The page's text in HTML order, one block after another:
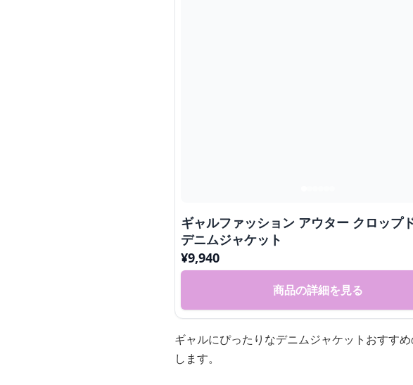
ギャルファッション アウター クロップ
デニムジャケット
¥9,940
商品の詳細を見る
ギャルにぴったりなデニムジャケットおすす
します。